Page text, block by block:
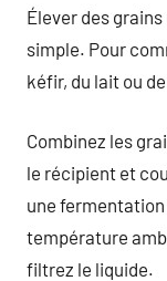
Élever des
simple. Pour
kéfir, du lait ou
Combinez les
le récipient et
une
température
filtrez le liquide.